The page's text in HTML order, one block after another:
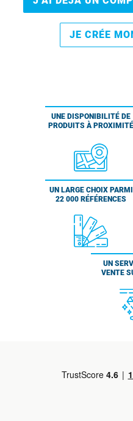
JE CRÉE
UNE DISPONIBILITÉ DE
PRODUITS À PROXIMITÉ
UN LARGE CHOIX PARMI
22 000 RÉFÉRENCES
UN
VENTE